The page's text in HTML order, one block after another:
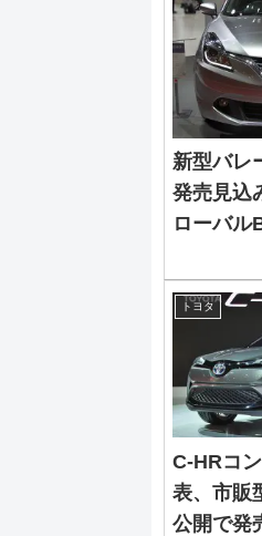
新型バレ
発売見込
ローバル
トヨタ
C-HRコ
表、市販
公開で発